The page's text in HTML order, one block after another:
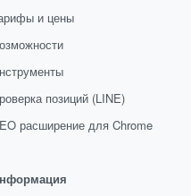
и цены
позиций (LINE)
расширение для Chrome